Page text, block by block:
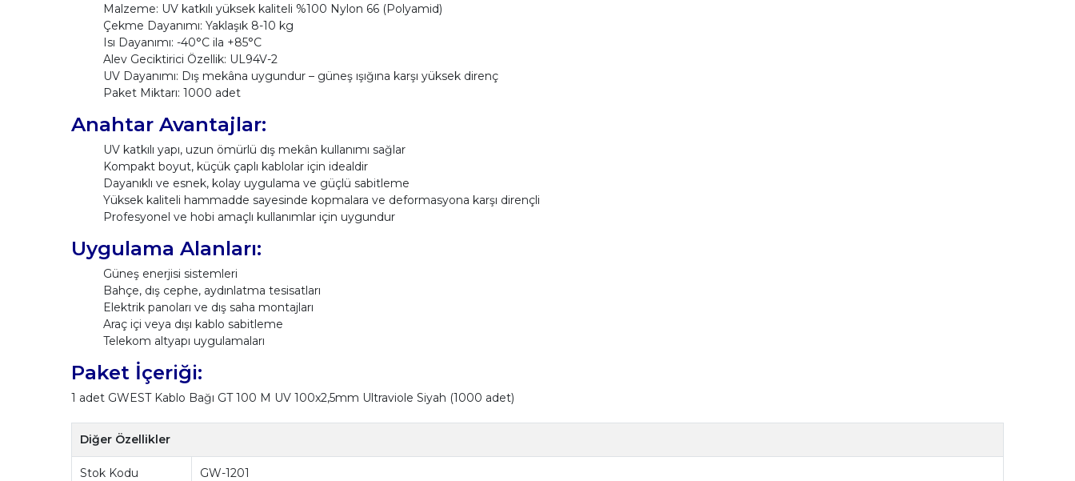
Malzeme: UV katkılı yüksek kaliteli %100 Nylon 66 (Polyamid)
Çekme Dayanımı: Yaklaşık 8-10 kg
Isı Dayanımı: -40°C ila +85°C
Alev Geciktirici Özellik: UL94V-2
UV Dayanımı: Dış mekâna uygundur – güneş ışığına karşı yüksek direnç
Paket Miktarı: 1000 adet
Anahtar Avantajlar:
UV katkılı yapı, uzun ömürlü dış mekân kullanımı sağlar
Kompakt boyut, küçük çaplı kablolar için idealdir
Dayanıklı ve esnek, kolay uygulama ve güçlü sabitleme
Yüksek kaliteli hammadde sayesinde kopmalara ve deformasyona karşı dirençli
Profesyonel ve hobi amaçlı kullanımlar için uygundur
Uygulama Alanları:
Güneş enerjisi sistemleri
Bahçe, dış cephe, aydınlatma tesisatları
Elektrik panoları ve dış saha montajları
Araç içi veya dışı kablo sabitleme
Telekom altyapı uygulamaları
Paket İçeriği:
1 adet GWEST Kablo Bağı GT 100 M UV 100x2,5mm Ultraviole Siyah (1000 adet)
Diğer Özellikler
Stok Kodu GW-1201